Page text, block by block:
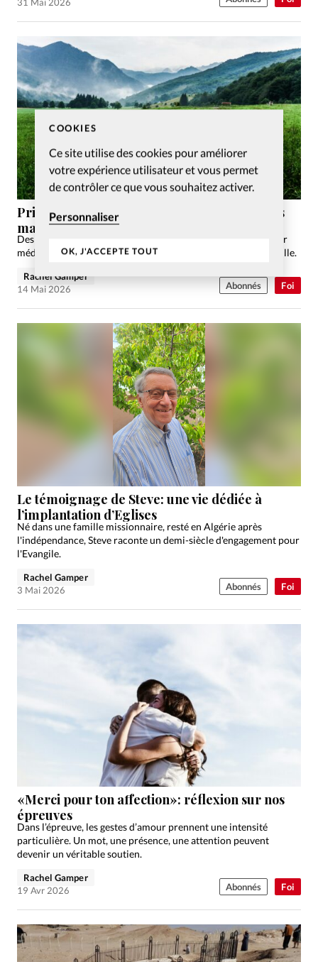
COOKIES
Ce site utilise des cookies pour améliorer
votre expérience utilisateur et vous permet
de contrôler ce que vous souhaitez activer.
Personnaliser
OK, J'ACCEPTE TOUT
31 Mai 2026
Foi
Prière: merci Seigneur parce que tu fortifies
ma foi
Des disciples d'Emmaüs à nos propres doutes, Rachel Gamper
médite sur la façon dont Dieu relève notre foi quand elle vacille.
Rachel Gamper
14 Mai 2026
Abonnés
Foi
Le témoignage de Steve: une vie dédiée à
l’implantation d’Eglises
Né dans une famille missionnaire, resté en Algérie après
l'indépendance, Steve raconte un demi-siècle d'engagement pour
l'Evangile.
Rachel Gamper
3 Mai 2026
Abonnés
Foi
«Merci pour ton affection»: réflexion sur nos
épreuves
Dans l’épreuve, les gestes d’amour prennent une intensité
particulière. Un mot, une présence, une attention peuvent
devenir un véritable soutien.
Rachel Gamper
19 Avr 2026
Abonnés